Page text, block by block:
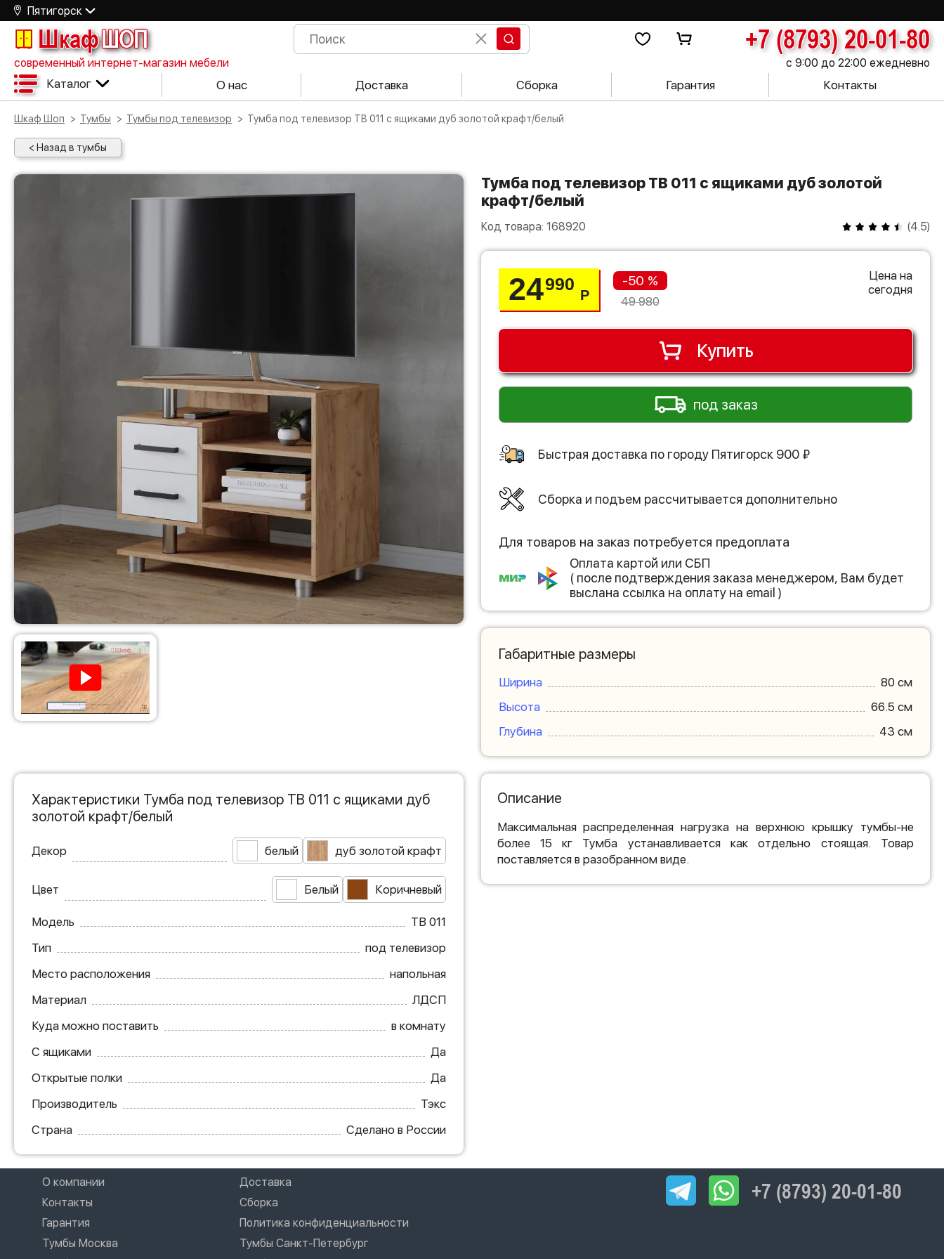
Пятигорск
ШкафШОП +7 (8793) 20-01-80
современный интернет-магазин мебели с 9:00 до 22:00 ежедневно
Каталог О нас Доставка Сборка Гарантия Контакты
Шкаф Шоп Тумбы Тумбы под телевизор Тумба под телевизор ТВ 011 с ящиками дуб золотой крафт/белый
< Назад в тумбы
Тумба под телевизор ТВ 011 с ящиками дуб золотой
крафт/белый
Код товара: 168920 (4.5)
24990
Р
-50 %
49 980
Цена на
сегодня
Купить
под заказ
Быстрая доставка по городу Пятигорск 900 ₽
Сборка и подъем рассчитывается дополнительно
Для товаров на заказ потребуется предоплата
Оплата картой или СБП
( после подтверждения заказа менеджером, Вам будет
выслана ссылка на оплату на email )
Габаритные размеры
Ширина
80 см
Высота
66.5 см
Глубина
43 см
Характеристики Тумба под телевизор ТВ 011 с ящиками дуб
золотой крафт/белый
Декор белый дуб золотой крафт
Цвет Белый Коричневый
Модель
ТВ 011
Тип
под телевизор
Место расположения
напольная
Материал
ЛДСП
Куда можно поставить
в комнату
С ящиками
Да
Открытые полки
Да
Производитель
Тэкс
Страна
Сделано в России
Описание
Максимальная распределенная нагрузка на верхнюю крышку тумбы-не
более 15 кг Тумба устанавливается как отдельно стоящая. Товар
поставляется в разобранном виде.
О компании
Доставка
Контакты
Сборка
Гарантия
Политика конфиденциальности
Тумбы Москва
Тумбы Санкт-Петербург
+7 (8793) 20-01-80